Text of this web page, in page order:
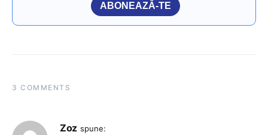
ABONEAZĂ-TE
3 COMMENTS
Zoz spune: